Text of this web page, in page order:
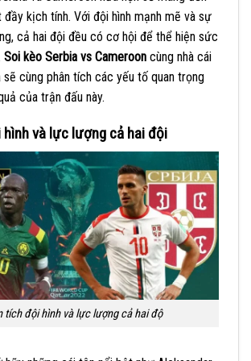
đầy kịch tính. Với đội hình mạnh mẽ và sự
cả hai đội đều có cơ hội để thể hiện sức
Soi kèo Serbia vs Cameroon cùng nhà cái
sẽ cùng phân tích các yếu tố quan trọng
của trận đấu này.
hình và lực lượng cả hai đội
tích đội hình và lực lượng cả hai độ